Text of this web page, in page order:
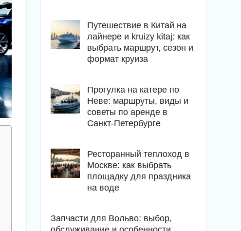
Путешествие в Китай на
лайнере и kruizy kitaj: как
выбрать маршрут, сезон и
формат круиза
Прогулка на катере по
Неве: маршруты, виды и
советы по аренде в
Санкт-Петербурге
Ресторанный теплоход в
Москве: как выбрать
площадку для праздника
на воде
Запчасти для Вольво: выбор,